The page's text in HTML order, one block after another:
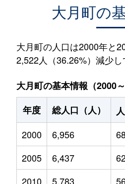
大月町の
大月町の人口は2000年と
2,522人（36.26%）減少し
大月町の基本情報（2000～
年度
総人口（人）
2000
6,956
2005
6,437
2010
5,783